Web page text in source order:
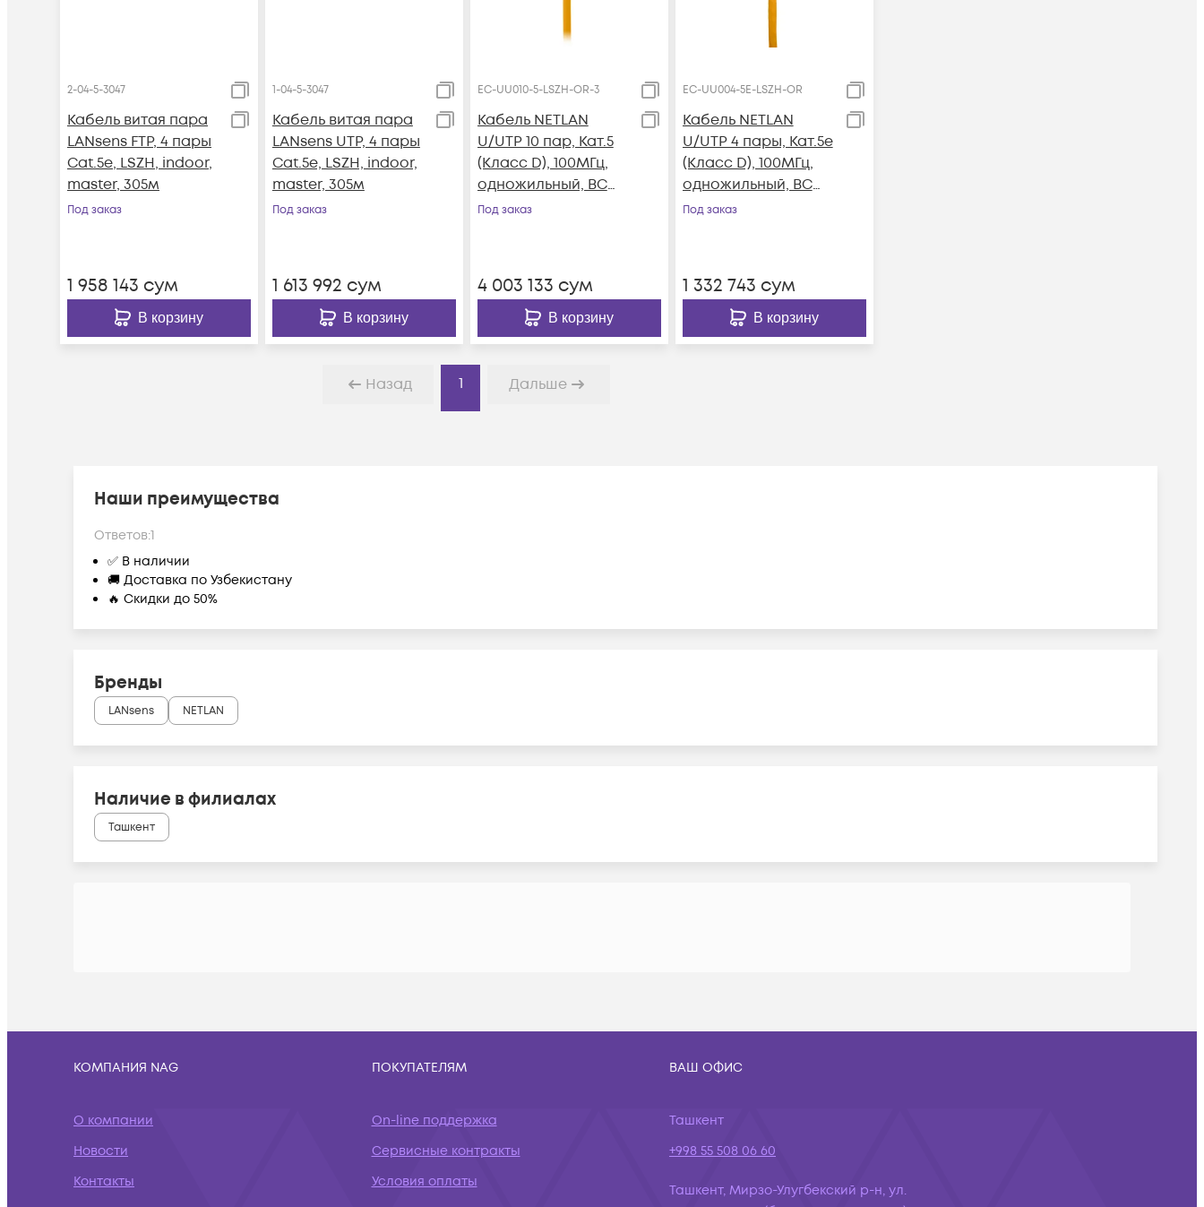
2-04-5-3047
Кабель витая пара
LANsens FTP, 4 пары
Cat.5e, LSZH, indoor,
master, 305м
Под заказ
1 958 143 сум
В корзину
1-04-5-3047
Кабель витая пара
LANsens UTP, 4 пары
Cat.5e, LSZH, indoor,
master, 305м
Под заказ
1 613 992 сум
В корзину
EC-UU010-5-LSZH-OR-3
Кабель NETLAN
U/UTP 10 пар, Кат.5
(Класс D), 100МГц,
одножильный, BC
(чистая медь),
Под заказ
4 003 133 сум
В корзину
EC-UU004-5E-LSZH-OR
Кабель NETLAN
U/UTP 4 пары, Кат.5e
(Класс D), 100МГц,
одножильный, BC
(чистая медь),
Под заказ
1 332 743 сум
В корзину
Назад 1 Дальше
Наши преимущества
Ответов:1
✅ В наличии
🚚 Доставка по Узбекистану
🔥 Скидки до 50%
Бренды
LANsens NETLAN
Наличие в филиалах
Ташкент
КОМПАНИЯ NAG
О компании
Новости
Контакты
ПОКУПАТЕЛЯМ
On-line поддержка
Сервисные контракты
Условия оплаты
ВАШ ОФИС
Ташкент
+998 55 508 06 60
Ташкент, Мирзо-Улугбекский р-н, ул.